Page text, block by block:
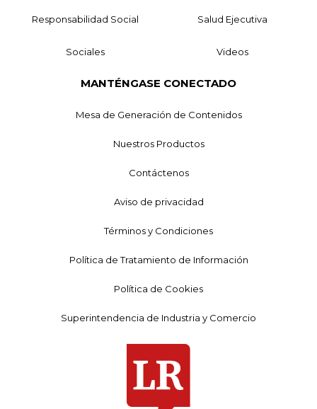
Responsabilidad Social Salud Ejecutiva
Sociales Videos
MANTÉNGASE CONECTADO
Mesa de Generación de Contenidos
Nuestros Productos
Contáctenos
Aviso de privacidad
Términos y Condiciones
Política de Tratamiento de Información
Política de Cookies
Superintendencia de Industria y Comercio